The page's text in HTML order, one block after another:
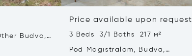
Budva,
Price available upon request
3 Beds 3/1 Baths 217 м²
Pod Magistralom, Budva,